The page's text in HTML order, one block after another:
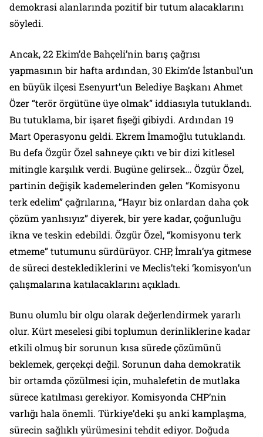
demokrasi alanlarında pozitif bir tutum alacaklarını
söyledi.
Ancak, 22 Ekim’de Bahçeli’nin barış çağrısı
yapmasının bir hafta ardından, 30 Ekim’de İstanbul’un
en büyük ilçesi Esenyurt’un Belediye Başkanı Ahmet
Özer “terör örgütüne üye olmak” iddiasıyla tutuklandı.
Bu tutuklama, bir işaret fişeği gibiydi. Ardından 19
Mart Operasyonu geldi. Ekrem İmamoğlu tutuklandı.
Bu defa Özgür Özel sahneye çıktı ve bir dizi kitlesel
mitingle karşılık verdi. Bugüne gelirsek… Özgür Özel,
partinin değişik kademelerinden gelen “Komisyonu
terk edelim” çağrılarına, “Hayır biz onlardan daha çok
çözüm yanlısıyız” diyerek, bir yere kadar, çoğunluğu
ikna ve teskin edebildi. Özgür Özel, “komisyonu terk
etmeme” tutumunu sürdürüyor. CHP, İmralı’ya gitmese
de süreci desteklediklerini ve Meclis’teki ‘komisyon’un
çalışmalarına katılacaklarını açıkladı.
Bunu olumlu bir olgu olarak değerlendirmek yararlı
olur. Kürt meselesi gibi toplumun derinliklerine kadar
etkili olmuş bir sorunun kısa sürede çözümünü
beklemek, gerçekçi değil. Sorunun daha demokratik
bir ortamda çözülmesi için, muhalefetin de mutlaka
sürece katılması gerekiyor. Komisyonda CHP’nin
varlığı hala önemli. Türkiye’deki şu anki kamplaşma,
sürecin sağlıklı yürümesini tehdit ediyor. Doğuda